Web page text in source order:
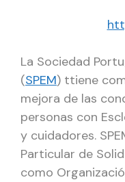
La Sociedad
(SPEM) ttiene
mejora de las
personas con
y cuidadores.
Particular de
como